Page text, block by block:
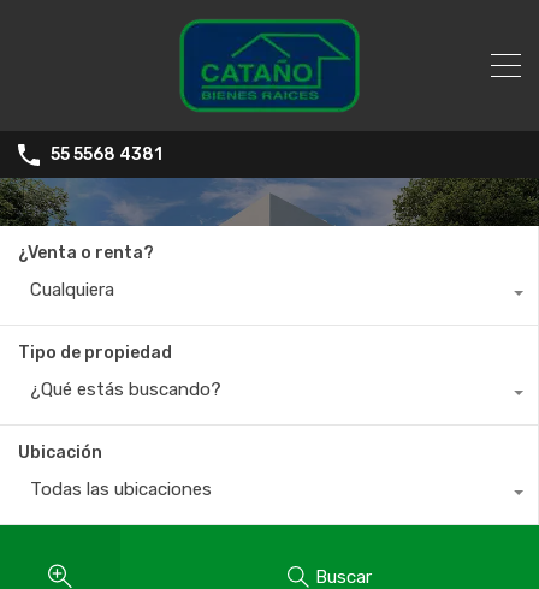
55 5568 4381
¿Venta o renta?
Cualquiera
Tipo de propiedad
¿Qué estás buscando?
Ubicación
Todas las ubicaciones
Buscar